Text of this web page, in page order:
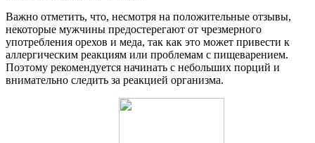
Важно отметить, что, несмотря на положительные отзывы,
некоторые мужчины предостерегают от чрезмерного
употребления орехов и меда, так как это может привести к
аллергическим реакциям или проблемам с пищеварением.
Поэтому рекомендуется начинать с небольших порций и
внимательно следить за реакцией организма.